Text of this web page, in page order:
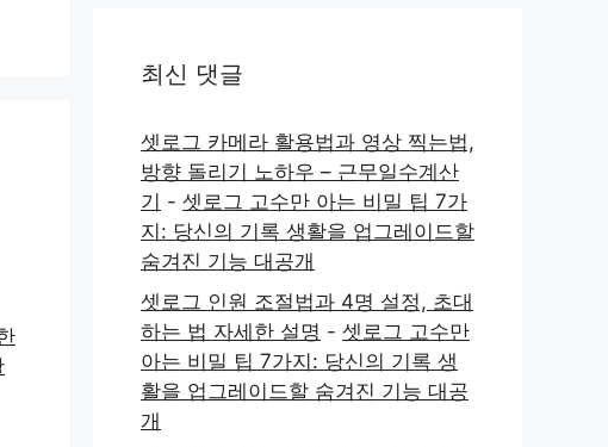
최신 댓글
셋로그 카메라 활용법과 영상 찍는법,
방향 돌리기 노하우 – 근무일수계산
기 - 셋로그 고수만 아는 비밀 팁 7가
지: 당신의 기록 생활을 업그레이드할
숨겨진 기능 대공개
셋로그 인원 조절법과 4명 설정, 초대
하는 법 자세한 설명 - 셋로그 고수만
아는 비밀 팁 7가지: 당신의 기록 생
활을 업그레이드할 숨겨진 기능 대공
개